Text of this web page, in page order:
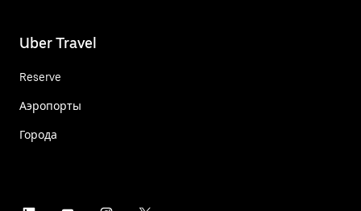
Uber Travel
Reserve
Аэропорты
Города